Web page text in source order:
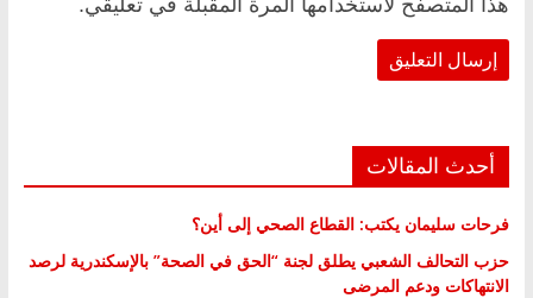
أحدث المقالات
فرحات سليمان يكتب: القطاع الصحي إلى أين؟
حزب التحالف الشعبي يطلق لجنة “الحق في الصحة” بالإسكندرية لرصد
الانتهاكات ودعم المرضى